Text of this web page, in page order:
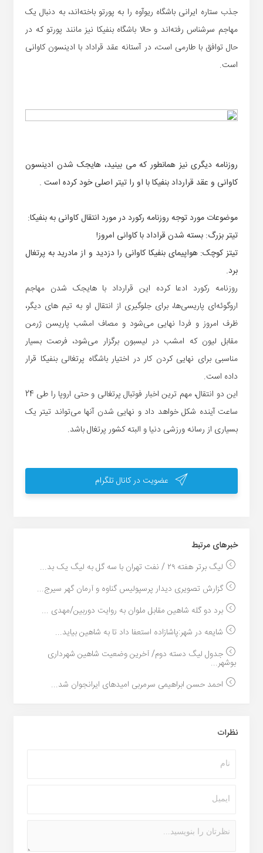
جذب ستاره ایرانی باشگاه ریو‌آوه را به پورتو باخته‌اند، به دنبال یک
مهاجم سرشناس رفته‌اند و حالا باشگاه بنفیکا نیز مانند پورتو که در
حال توافق با طارمی است، در آستانه عقد قراداد با ادینسون کاوانی
است.
روزنامه دیگری نیز همانطور که می بینید، هایجک شدن ادینسون
کاوانی و عقد قرارداد بنفیکا با او را تیتر اصلی خود کرده است .
موضوعات مورد توجه روزنامه رکورد در مورد انتقال کاوانی به بنفیکا:
تیتر بزرگ: بسته شدن قراداد با کاوانی امروز!
تیتز کوچک: هواپیمای بنفیکا کاوانی را دزدید و از مادرید به پرتغال
برد.
روزنامه رکورد ادعا کرده این قرارداد با هایجک شدن مهاجم
اروگوئه‌ای پاریسی‌ها، برای جلوگیری از انتقال او به تیم های دیگر،
ظرف امروز و فردا نهایی می‌شود و مصاف امشب پاریسن ژرمن
مقابل لیون که امشب در لیسبون برگزار می‌شود، فرصت بسیار
مناسبی برای نهایی کردن کار در اختیار باشگاه پرتغالی بنفیکا قرار
داده است.
این دو انتقال، مهم ترین اخبار فوتبال پرتغالی و حتی اروپا را طی 24
ساعت آینده شکل خواهد داد و نهایی شدن آنها می‌تواند تیتر یک
بسیاری از رسانه ورزشی دنیا و البته کشور پرتغال باشد.
عضویت در کانال تلگرام
خبر‌های مرتبط
لیگ برتر هفته ۲۹ / نفت تهران با سه گل به لیگ یک بد...
گزارش تصویری دیدار پرسپولیس گناوه و آرمان گهر سیرج...
برد دو گله شاهین مقابل ملوان به روایت دوربین/مهدی ...
شایعه در شهر:پاشازاده استعفا داد تا به شاهین بیاید...
جدول لیگ دسته دوم/ آخرین وضعیت شاهین شهرداری
بوشهر...
احمد حسن ابراهیمی سرمربی امیدهای ایرانجوان شد...
نظرات